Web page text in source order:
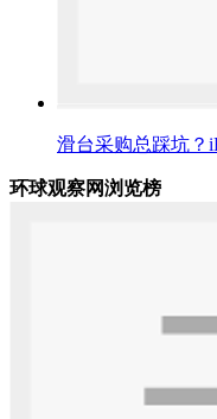
滑台采购总踩坑？
环球观察网浏览榜